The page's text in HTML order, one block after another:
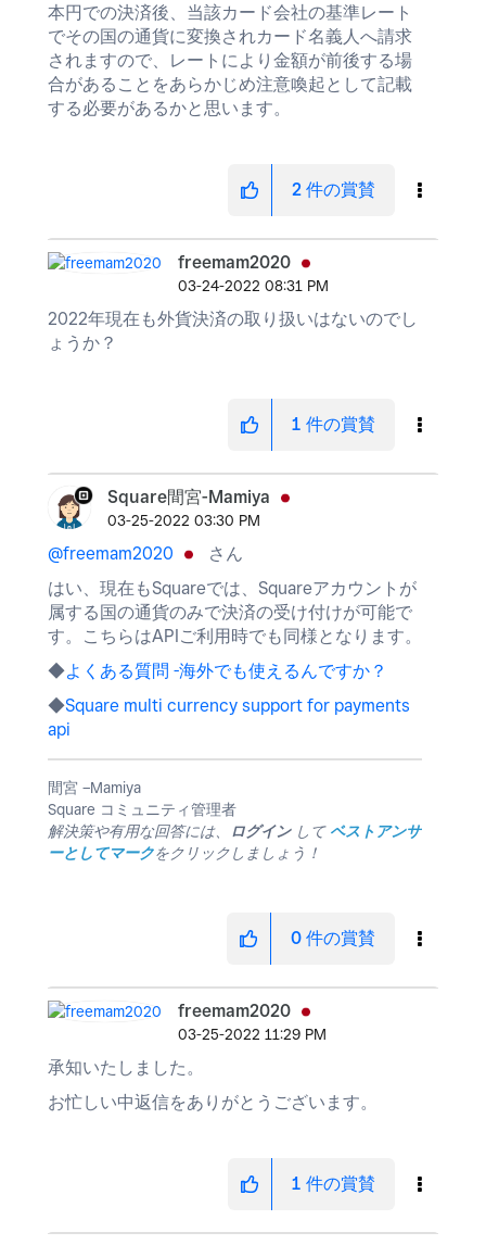
本円での決済後、当該カード会社の基準レート
でその国の通貨に変換されカード名義人へ請求
されますので、レートにより金額が前後する場
合があることをあらかじめ注意喚起として記載
する必要があるかと思います。
2 件の賞賛
freemam2020
‎03-24-2022 08:31 PM
2022年現在も外貨決済の取り扱いはないのでし
ょうか？
1 件の賞賛
Square間宮-Mamiya
‎03-25-2022 03:30 PM
@freemam2020
さん
はい、現在もSquareでは、Squareアカウントが
属する国の通貨のみで決済の受け付けが可能で
す。こちらはAPIご利用時でも同様となります。
◆よくある質問 -海外でも使えるんですか？
◆Square multi currency support for payments
api
間宮 −Mamiya
Square コミュニティ管理者
解決策や有用な回答には、
ログインして ベストアンサ
ーとしてマークをクリックしましょう！
0 件の賞賛
freemam2020
‎03-25-2022 11:29 PM
承知いたしました。
お忙しい中返信をありがとうございます。
1 件の賞賛